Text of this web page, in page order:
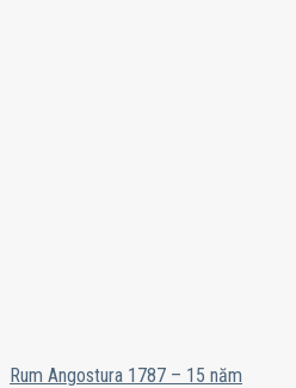
Rum Angostura 1787 – 15 năm